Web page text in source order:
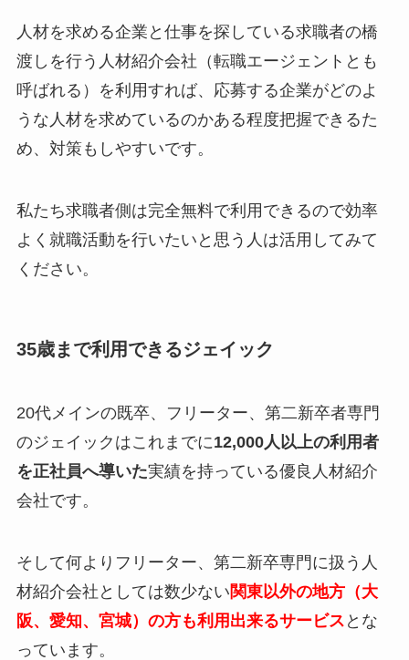
人材を求める企業と仕事を探している求職者の橋
渡しを行う人材紹介会社（転職エージェントとも
呼ばれる）を利用すれば、応募する企業がどのよ
うな人材を求めているのかある程度把握できるた
め、対策もしやすいです。
私たち求職者側は完全無料で利用できるので効率
よく就職活動を行いたいと思う人は活用してみて
ください。
35歳まで利用できるジェイック
20代メインの既卒、フリーター、第二新卒者専門
のジェイックはこれまでに12,000人以上の利用者
を正社員へ導いた実績を持っている優良人材紹介
会社です。
そして何よりフリーター、第二新卒専門に扱う人
材紹介会社としては数少ない関東以外の地方（大
阪、愛知、宮城）の方も利用出来るサービス とな
っています。